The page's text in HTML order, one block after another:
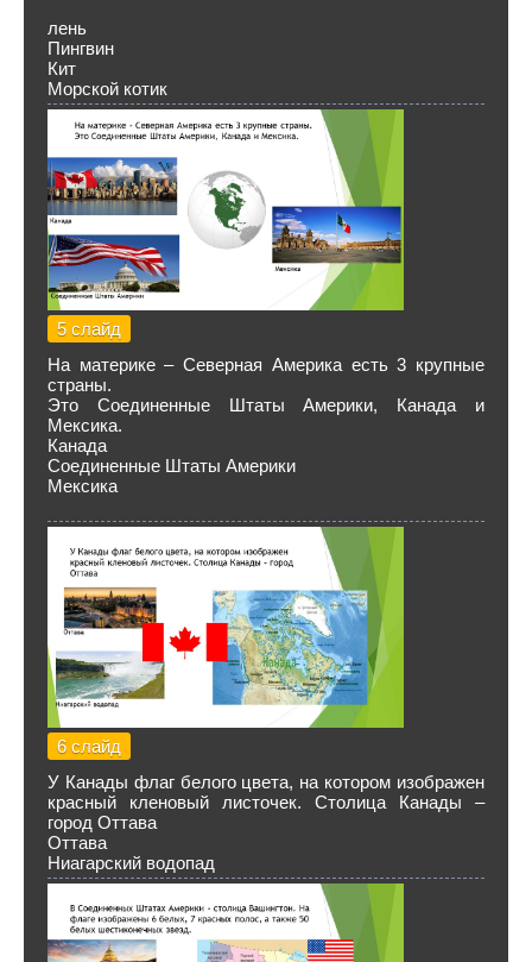
лень
Пингвин
Кит
Морской котик
5 слайд
На материке – Северная Америка есть 3 крупные
страны.
Это Соединенные Штаты Америки, Канада и
Мексика.
Канада
Соединенные Штаты Америки
Мексика
6 слайд
У Канады флаг белого цвета, на котором изображен
красный кленовый листочек. Столица Канады –
город Оттава
Оттава
Ниагарский водопад